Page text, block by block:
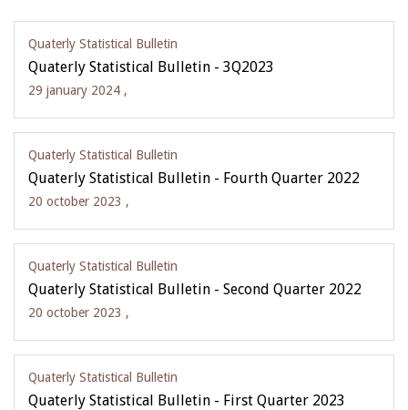
Quaterly Statistical Bulletin
Quaterly Statistical Bulletin - 3Q2023
29 january 2024 ,
Quaterly Statistical Bulletin
Quaterly Statistical Bulletin - Fourth Quarter 2022
20 october 2023 ,
Quaterly Statistical Bulletin
Quaterly Statistical Bulletin - Second Quarter 2022
20 october 2023 ,
Quaterly Statistical Bulletin
Quaterly Statistical Bulletin - First Quarter 2023